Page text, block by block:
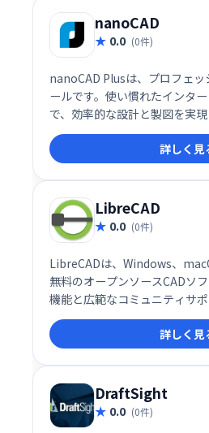
nanoCAD
0.0 (0件)
nanoCAD Plusは、プロフェッ
ールです。使い慣れたインタ
で、効率的な設計と製図を実
DWG互換性とオープンAPIに
ーとのシームレスな連携が可能
サブスクリプションで、アッ
も提供します。高度な設計ニ
パフォーマンスに優れたCAD
詳しく見
LibreCAD
0.0 (0件)
LibreCADは、Windows、
無料のオープンソースCADソ
機能と広範なコミュニティサ
軽にCADを利用できます。設
様々な用途に活用可能です。
詳しく見
DraftSight
0.0 (0件)